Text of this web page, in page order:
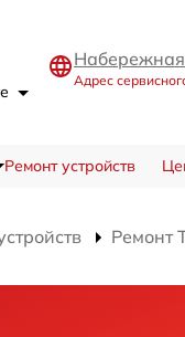
Адрес
Ремонт устройств
Ремонт